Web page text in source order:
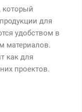
который
для
удобством в
материалов.
как для
проектов.